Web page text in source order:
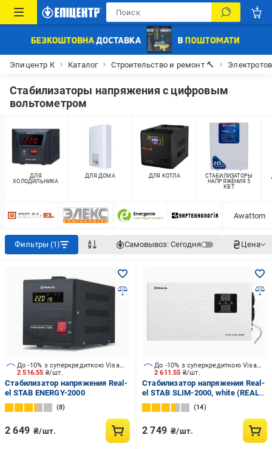
Эпицентр К Каталог Строительство и ремонт 🔨
Стабилизаторы напряжения с цифровым
вольтометром
ДЛЯ
ХОЛОДИЛЬНИКА
ДЛЯ ДОМА ДЛЯ КОТЛА
СТАБИЛИЗАТОРЫ
НАПРЯЖЕНИЯ 5
КВТ
Awattom
Фильтры (1) Самовывоз: Сегодня Цена
2 516.55 ₴/шт.
До -10% з суперкредиткою Visa Вигода
Стабилизатор напряжения Real-
el STAB ENERGY-2000
8
2 649 ₴/шт.
2 611.55 ₴/шт.
До -10% з суперкредиткою Visa Вигода
Стабилизатор напряжения Real-
el STAB SLIM-2000, white (REAL-
EL
14
2 749 ₴/шт.